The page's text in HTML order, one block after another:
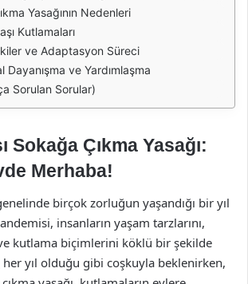
Yasağının Nedenleri
Kutlamaları
ve Adaptasyon Süreci
Dayanışma ve Yardımlaşma
Sorulan Sorular)
Sokağa Çıkma Yasağı:
Merhaba!
birçok zorluğun yaşandığı bir yıl
insanların yaşam tarzlarını,
kutlama biçimlerini köklü bir şekilde
her yıl olduğu gibi coşkuyla beklenirken,